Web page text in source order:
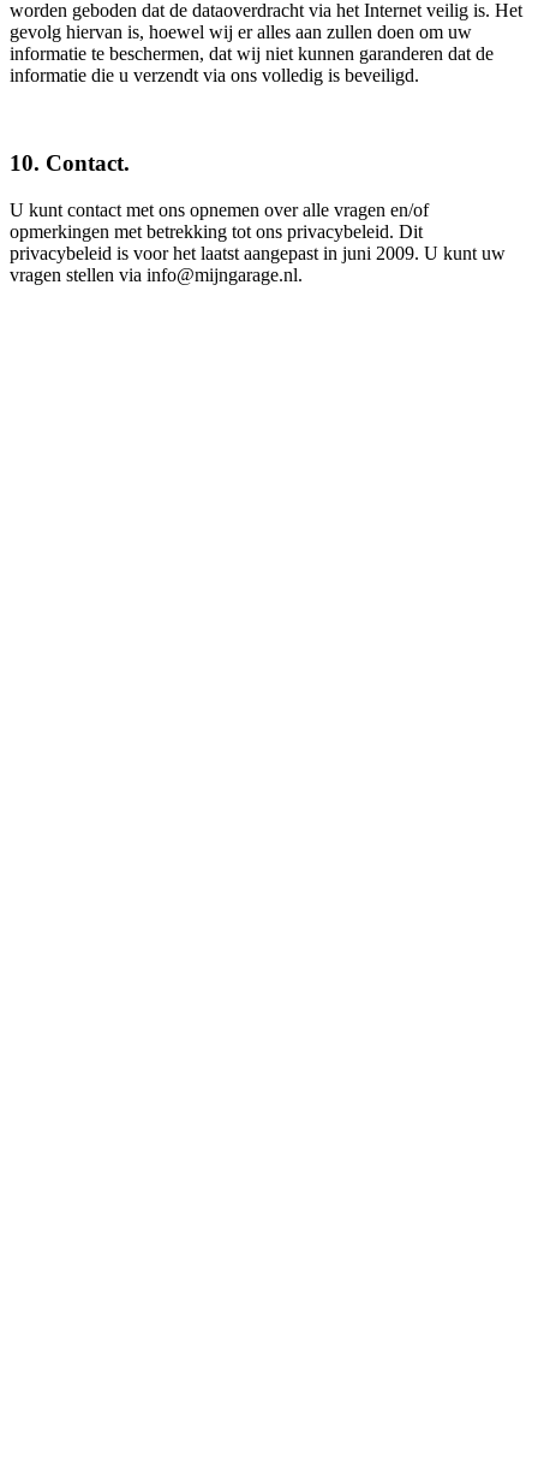
worden geboden dat de dataoverdracht via het Internet veilig is. Het
gevolg hiervan is, hoewel wij er alles aan zullen doen om uw
informatie te beschermen, dat wij niet kunnen garanderen dat de
informatie die u verzendt via ons volledig is beveiligd.
10. Contact.
U kunt contact met ons opnemen over alle vragen en/of
opmerkingen met betrekking tot ons privacybeleid. Dit
privacybeleid is voor het laatst aangepast in juni 2009. U kunt uw
vragen stellen via info@mijngarage.nl.